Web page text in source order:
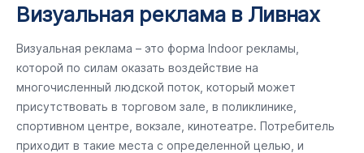
Визуальная реклама в Ливнах
Визуальная реклама – это форма Indoor рекламы,
которой по силам оказать воздействие на
многочисленный людской поток, который может
присутствовать в торговом зале, в поликлинике,
спортивном центре, вокзале, кинотеатре. Потребитель
приходит в такие места с определенной целью, и